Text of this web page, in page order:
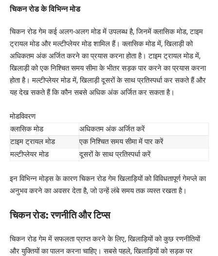
चिकन रोड के विभिन्न मोड
चिकन रोड गेम कई अलग-अलग मोड में उपलब्ध है, जिनमें क्लासिक मोड, टाइम
ट्रायल मोड और मल्टीप्लेयर मोड शामिल हैं। क्लासिक मोड में, खिलाड़ी को
अधिकतम अंक अर्जित करने का प्रयास करना होता है। टाइम ट्रायल मोड में,
खिलाड़ी को एक निश्चित समय सीमा के भीतर सड़क पार करने का प्रयास करना
होता है। मल्टीप्लेयर मोड में, खिलाड़ी दूसरों के साथ प्रतिस्पर्धा कर सकते हैं और
यह देख सकते हैं कि कौन सबसे अधिक अंक अर्जित कर सकता है।
मोडविवरण
क्लासिक मोड
अधिकतम अंक अर्जित करें
टाइम ट्रायल मोड
एक निश्चित समय सीमा में पार करें
मल्टीप्लेयर मोड
दूसरों के साथ प्रतिस्पर्धा करें
इन विभिन्न मोड्स के कारण चिकन रोड गेम खिलाड़ियों को विविधतापूर्ण गेमप्ले का
अनुभव करने का अवसर देता है, जो उन्हें लंबे समय तक व्यस्त रखता है।
चिकन रोड: रणनीति और टिप्स
चिकन रोड गेम में सफलता प्राप्त करने के लिए, खिलाड़ियों को कुछ रणनीतियों
और युक्तियों का पालन करना चाहिए। सबसे पहले, खिलाड़ियों को सड़क पर